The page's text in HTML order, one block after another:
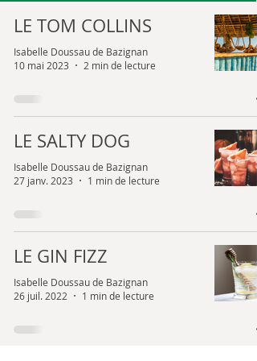
LE TOM COLLINS
Isabelle Doussau de Bazignan
10 mai 2023
2 min de lecture
LE SALTY DOG
Isabelle Doussau de Bazignan
27 janv. 2023
1 min de lecture
LE GIN FIZZ
Isabelle Doussau de Bazignan
26 juil. 2022
1 min de lecture